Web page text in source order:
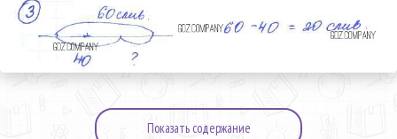
Показать содержание